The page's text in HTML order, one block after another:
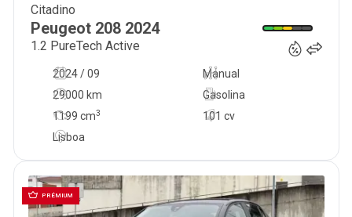
Citadino
Peugeot 208 2024
1.2 PureTech Active
2024 / 09
Manual
29000 km
101 cv
Gasolina
1199 cm3
Lisboa
PRÉMIUM